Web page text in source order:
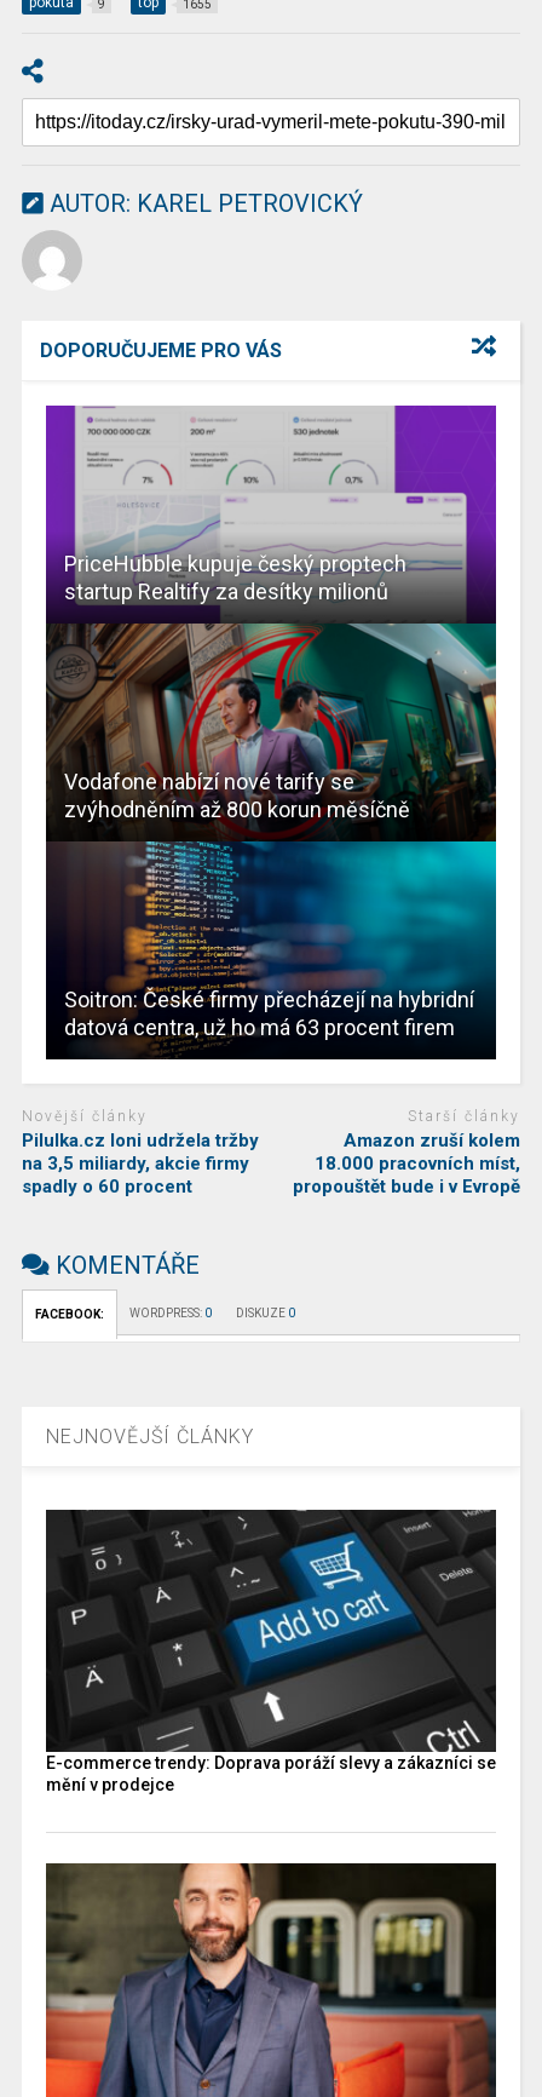
9 1655
AUTOR: KAREL PETROVICKÝ
DOPORUČUJEME PRO VÁS
PriceHubble kupuje český proptech
startup Realtify za desítky milionů
Vodafone nabízí nové tarify se
zvýhodněním až 800 korun měsíčně
Soitron: České firmy přecházejí na hybridní
datová centra, už ho má 63 procent firem
Novější články
Pilulka.cz loni udržela tržby
na 3,5 miliardy, akcie firmy
spadly o 60 procent
Starší články
Amazon zruší kolem
18.000 pracovních míst,
propouštět bude i v Evropě
KOMENTÁŘE
FACEBOOK: WORDPRESS: 0 DISKUZE 0
NEJNOVĚJŠÍ ČLÁNKY
E-commerce trendy: Doprava poráží slevy a zákazníci se
mění v prodejce